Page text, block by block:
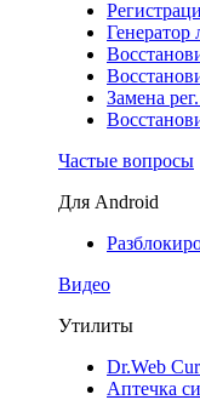
Генератор
Замена
Частые вопросы
Для Android
Видео
Утилиты
Dr.Web
Аптечка